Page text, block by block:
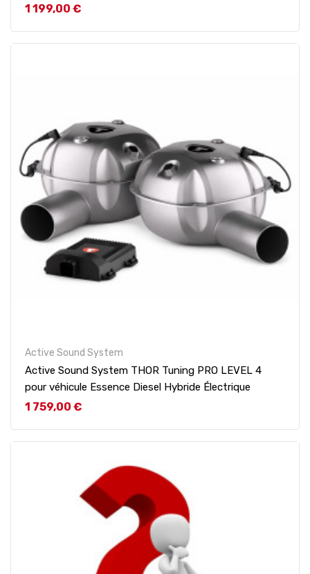
Prix
1 199,00 €
Active Sound System
Active Sound System THOR Tuning PRO LEVEL 4
pour véhicule Essence Diesel Hybride Électrique
Prix
1 759,00 €